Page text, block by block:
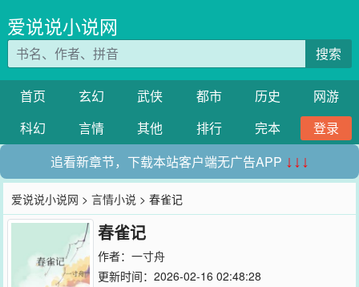
爱说说小说网
搜索
首页 玄幻 武侠 都市 历史
网游
科幻
言情 其他 排行 完本
登录
追看新章节，下载本站客户端无广告APP ↓↓↓
爱说说小说网 >言情小说 > 春雀记
春雀记
作者： 一寸舟
更新时间：2026-02-16 02:48:28